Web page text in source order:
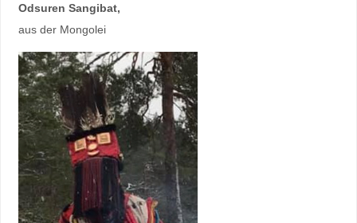
Odsuren Sangibat,
aus der Mongolei